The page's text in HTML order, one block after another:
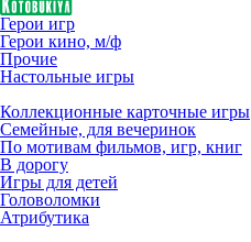
Герои игр
Герои кино, м/ф
Прочие
Настольные игры
Коллекционные карточные игры
Семейные, для вечеринок
По мотивам фильмов, игр, книг
В дорогу
Игры для детей
Головоломки
Атрибутика